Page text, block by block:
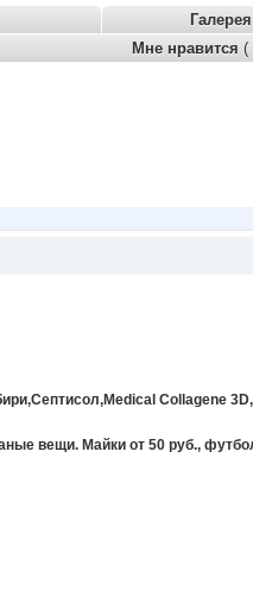
Галерея
Мне нравится (
Collagene
вещи. Майки от 50 руб.,